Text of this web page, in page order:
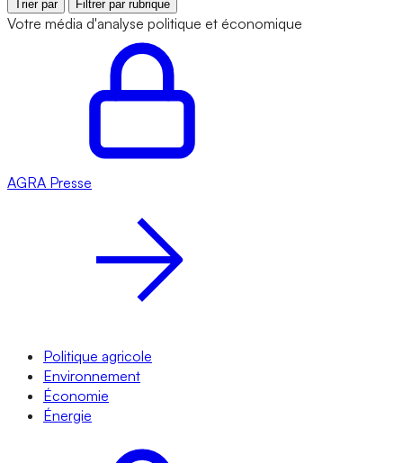
Trier par Filtrer par rubrique
Votre média d'analyse politique et économique
AGRA Presse
Politique agricole
Environnement
Économie
Énergie